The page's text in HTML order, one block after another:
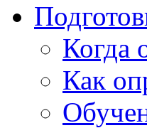
Когда
Как